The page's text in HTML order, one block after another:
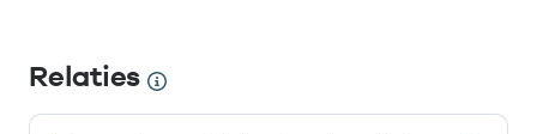
Relaties